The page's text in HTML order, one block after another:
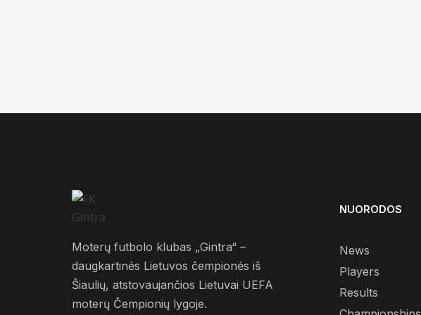
Moterų futbolo klubas „Gintra“ –
daugkartinės Lietuvos čempionės iš
Šiaulių, atstovaujančios Lietuvai UEFA
moterų Čempionių lygoje.
NUORODOS
News
Players
Results